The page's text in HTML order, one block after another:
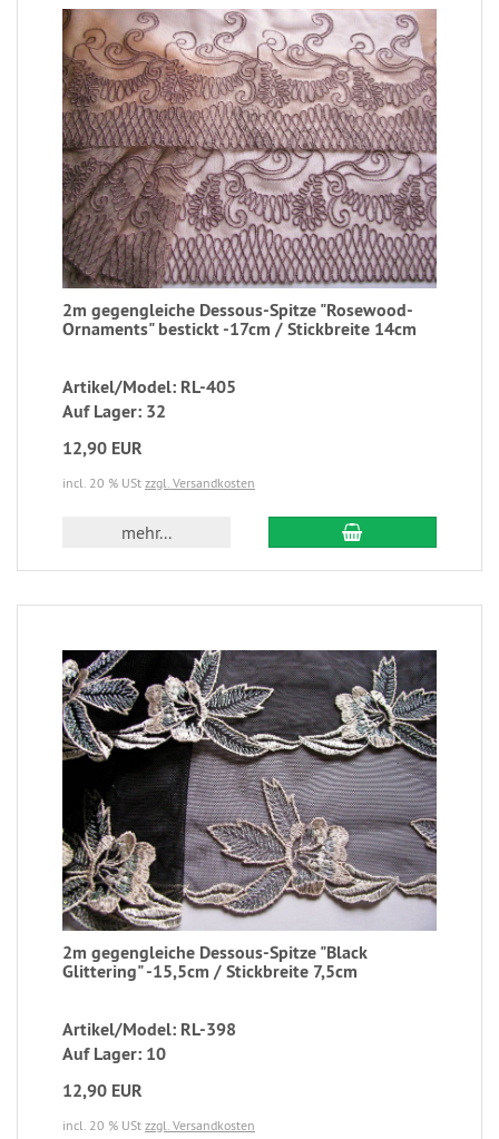
2m gegengleiche Dessous-Spitze "Rosewood-
Ornaments" bestickt -17cm / Stickbreite 14cm
Artikel/Model: RL-405
Auf Lager: 32
12,90 EUR
incl. 20 % USt zzgl. Versandkosten
mehr...
2m gegengleiche Dessous-Spitze "Black
Glittering" -15,5cm / Stickbreite 7,5cm
Artikel/Model: RL-398
Auf Lager: 10
12,90 EUR
incl. 20 % USt zzgl. Versandkosten